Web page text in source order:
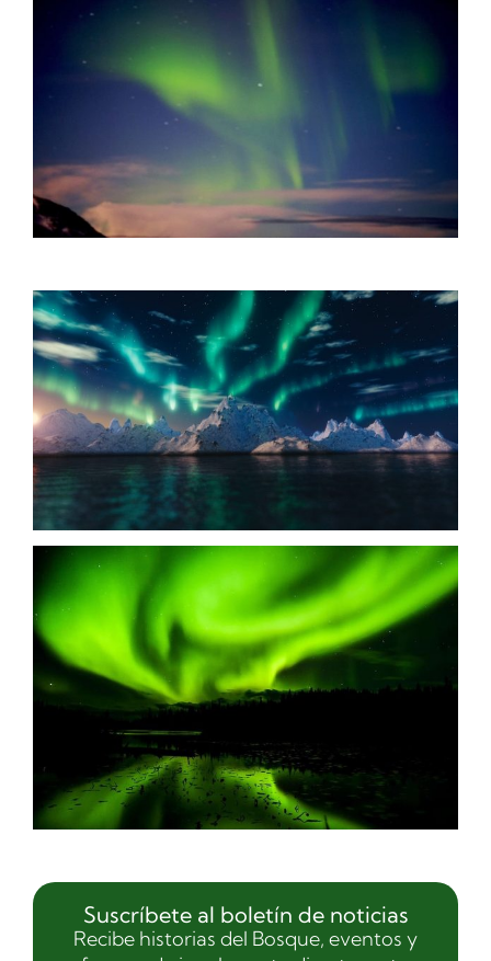
Suscríbete al boletín de noticias
Recibe historias del Bosque, eventos y